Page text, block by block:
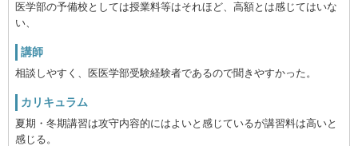
医学部の予備校としては授業料等はそれほど、高額とは感じてはいな
い、
講師
相談しやすく、医医学部受験経験者であるので聞きやすかった。
カリキュラム
夏期・冬期講習は攻守内容的にはよいと感じているが講習料は高いと
感じる。